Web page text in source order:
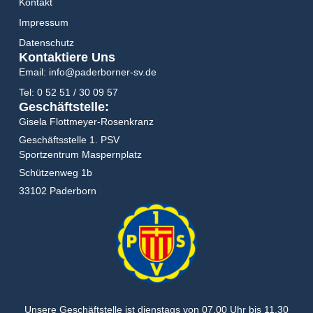
Unsere Geschäftstelle ist dienstags von 07.00 Uhr bis 11.30
Impressum
Datenschutz
Kontaktiere Uns
Email: info@paderborner-sv.de
Tel: 0 52 51 / 30 09 57
Geschäftstelle:
Gisela Flottmeyer-Rosenkranz
Geschäftsstelle 1. PSV
Sportzentrum Maspernplatz
Schützenweg 1b
33102 Paderborn